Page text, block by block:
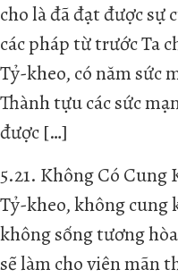
cho là đã đạt được
các pháp từ trước Ta
Tỷ-kheo, có năm sức
Thành tựu các sức
được […]
5.21. Không Có Cung
Tỷ-kheo, không
không sống tương
sẽ làm cho viên mãn